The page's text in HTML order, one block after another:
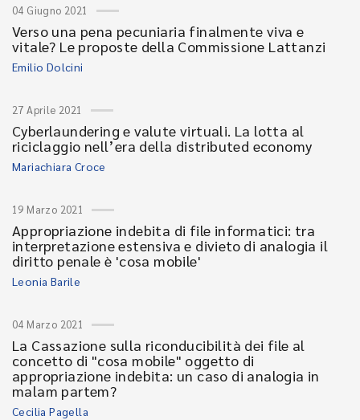
04 Giugno 2021
Verso una pena pecuniaria finalmente viva e
vitale? Le proposte della Commissione Lattanzi
Emilio Dolcini
27 Aprile 2021
Cyberlaundering e valute virtuali. La lotta al
riciclaggio nell’era della distributed economy
Mariachiara Croce
19 Marzo 2021
Appropriazione indebita di file informatici: tra
interpretazione estensiva e divieto di analogia il
diritto penale è 'cosa mobile'
Leonia Barile
04 Marzo 2021
La Cassazione sulla riconducibilità dei file al
concetto di "cosa mobile" oggetto di
appropriazione indebita: un caso di analogia in
malam partem?
Cecilia Pagella